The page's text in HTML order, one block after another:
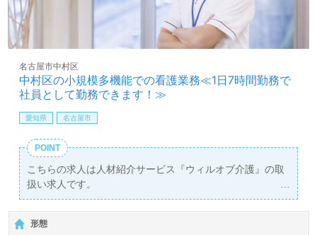
中村区の小規模多機能での看護業務≪1日7時間勤務で
社員として勤務できます！≫
名古屋市中村区
愛知県 名古屋市
POINT
こちらの求人は人材紹介サービス『ウィルオブ介護』の取
扱い求人です。
詳細に関してお気軽にご相談ください♪
【無料】で皆さんの転職活動をサポートいたします。
形態